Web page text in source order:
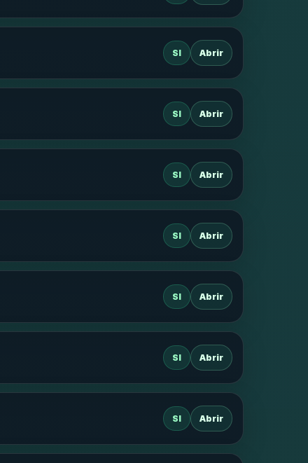
SI Abrir
SI Abrir
SI Abrir
SI Abrir
SI Abrir
SI Abrir
SI Abrir